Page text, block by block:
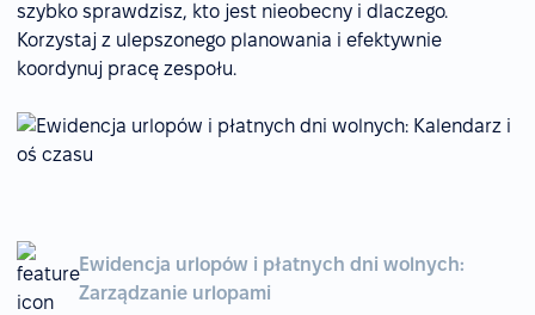
szybko sprawdzisz, kto jest nieobecny i dlaczego.
Korzystaj z ulepszonego planowania i efektywnie
koordynuj pracę zespołu.
Ewidencja urlopów i płatnych dni wolnych:
Zarządzanie urlopami